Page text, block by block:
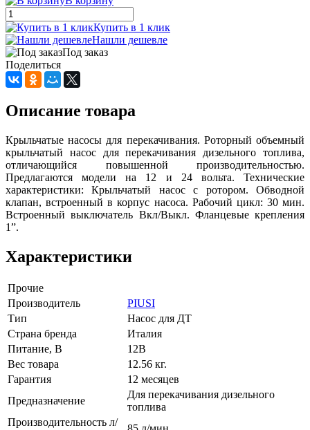
Купить в 1 клик
Нашли дешевле
Под заказ
Поделиться
Описание товара
Крыльчатые насосы для перекачивания. Роторный объемный
крыльчатый насос для перекачивания дизельного топлива,
отличающийся повышенной производительностью.
Предлагаются модели на 12 и 24 вольта. Технические
характеристики: Крыльчатый насос с ротором. Обводной
клапан, встроенный в корпус насоса. Рабочий цикл: 30 мин.
Встроенный выключатель Вкл/Выкл. Фланцевые крепления
1”.
Характеристики
Прочие
Производитель
PIUSI
Тип
Насос для ДТ
Страна бренда
Италия
Питание, В
12В
Вес товара
12.56 кг.
Гарантия
12 месяцев
Предназначение
Для перекачивания дизельного
топлива
Производительность л/